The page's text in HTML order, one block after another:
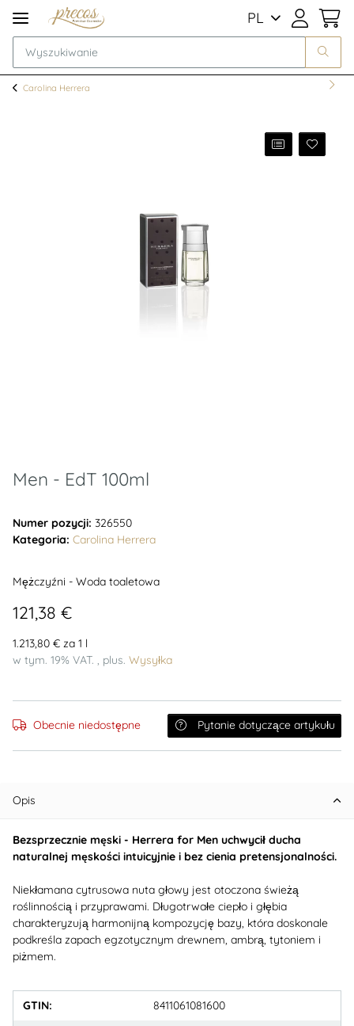
PL
Carolina Herrera
Men - EdT 100ml
Numer pozycji: 326550
Kategoria: Carolina Herrera
Mężczyźni - Woda toaletowa
121,38 €
1.213,80 € za 1 l
w tym. 19% VAT. , plus. Wysyłka
Obecnie niedostępne Pytanie dotyczące artykułu
Opis
Bezsprzecznie męski - Herrera for Men uchwycił ducha
naturalnej męskości intuicyjnie i bez cienia pretensjonalności.
Niekłamana cytrusowa nuta głowy jest otoczona świeżą
roślinnością i przyprawami. Długotrwałe ciepło i głębia
charakteryzują harmonijną kompozycję bazy, która doskonale
podkreśla zapach egzotycznym drewnem, ambrą, tytoniem i
piżmem.
GTIN: 8411061081600